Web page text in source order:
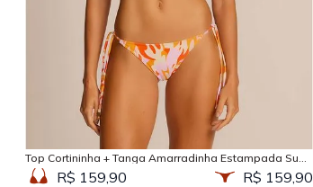
Adicionar na sacola
Top Cortininha + Tanga Amarradinha Estampada Sun
Kissed R$ 159,90 R$ 159,90